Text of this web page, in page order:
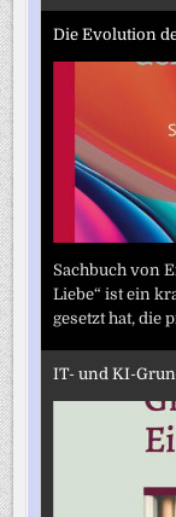
Die Evolution
Sachbuch von
Liebe“ ist ein
gesetzt hat, die
IT- und KI-